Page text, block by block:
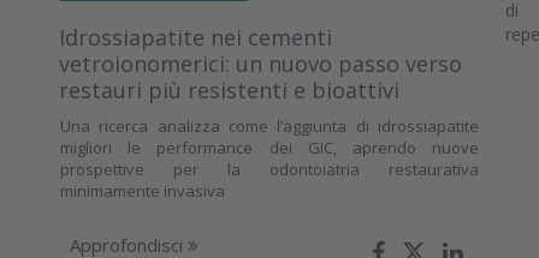
Idrossiapatite nei cementi
vetroionomerici: un nuovo passo verso
restauri più resistenti e bioattivi
Una ricerca analizza come l’aggiunta di idrossiapatite
migliori le performance dei GIC, aprendo nuove
prospettive per la odontoiatria restaurativa
minimamente invasiva
Approfondisci